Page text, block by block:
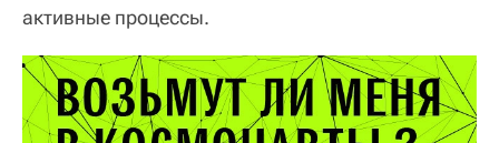
активные процессы.